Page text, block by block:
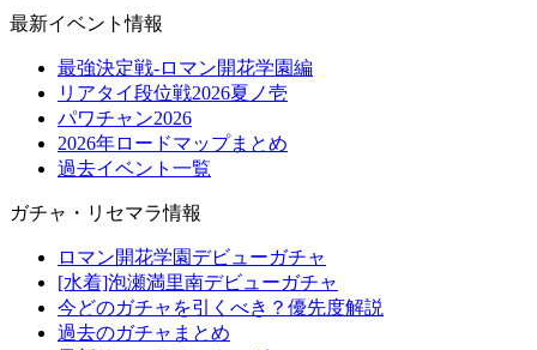
最新イベント情報
最強決定戦-ロマン開花学園編
リアタイ段位戦2026夏ノ壱
パワチャン2026
2026年ロードマップまとめ
過去イベント一覧
ガチャ・リセマラ情報
ロマン開花学園デビューガチャ
[水着]泡瀬満里南デビューガチャ
今どのガチャを引くべき？優先度解説
過去のガチャまとめ